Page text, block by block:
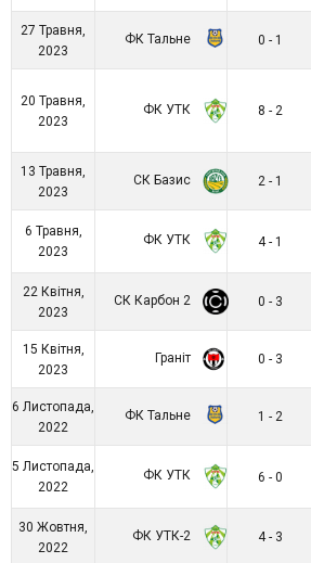
27 Травня,
2023
ФК Тальне 0 - 1
20 Травня,
2023
ФК УТК 8 - 2
13 Травня,
2023
СК Базис 2 - 1
6 Травня,
2023
ФК УТК 4 - 1
22 Квітня,
2023
СК Карбон 2 0 - 3
15 Квітня,
2023
Граніт 0 - 3
6 Листопада,
2022
ФК Тальне 1 - 2
5 Листопада,
2022
ФК УТК 6 - 0
30 Жовтня,
2022
ФК УТК-2 4 - 3